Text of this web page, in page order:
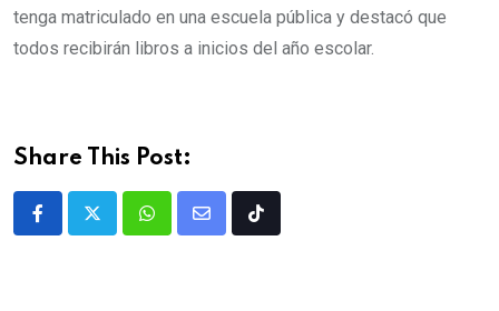
tenga matriculado en una escuela pública y destacó que
todos recibirán libros a inicios del año escolar.
Share This Post: